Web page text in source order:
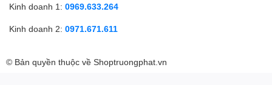
Kinh doanh 1: 0969.633.264
Kinh doanh 2: 0971.671.611
© Bản quyền thuộc về Shoptruongphat.vn